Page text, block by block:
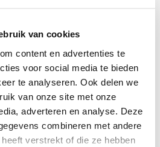
van cookies
content en advertenties te
voor social media te bieden
te analyseren. Ook delen we
van onze site met onze
adverteren en analyse. Deze
combineren met andere
verstrekt of die ze hebben
2016